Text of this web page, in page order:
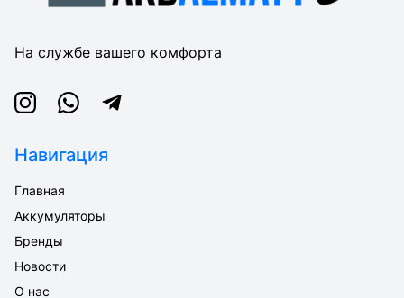
На службе вашего комфорта
InstagramWhatsappTelegram
Навигация
Главная
Аккумуляторы
Бренды
Новости
О нас